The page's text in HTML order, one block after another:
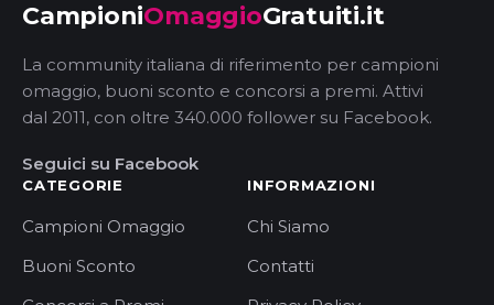
CampioniOmaggioGratuiti.it
La community italiana di riferimento per campioni
omaggio, buoni sconto e concorsi a premi. Attivi
dal 2011, con oltre 340.000 follower su Facebook.
Seguici su Facebook
CATEGORIE
Campioni Omaggio
Buoni Sconto
INFORMAZIONI
Chi Siamo
Contatti